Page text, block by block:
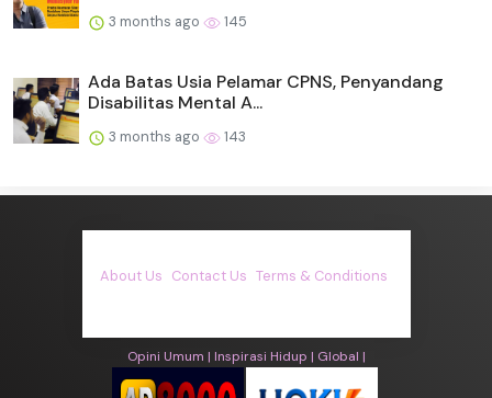
3 months ago 145
Ada Batas Usia Pelamar CPNS, Penyandang
Disabilitas Mental A...
3 months ago 143
About Us Contact Us Terms & Conditions
Opini Umum | Inspirasi Hidup | Global |